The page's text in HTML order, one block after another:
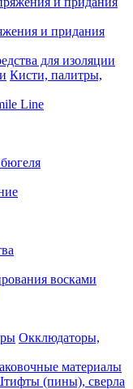
и придания
для изоляции
Кисти, палитры,
Line
восками
Окклюдаторы,
материалы
(пины), сверла